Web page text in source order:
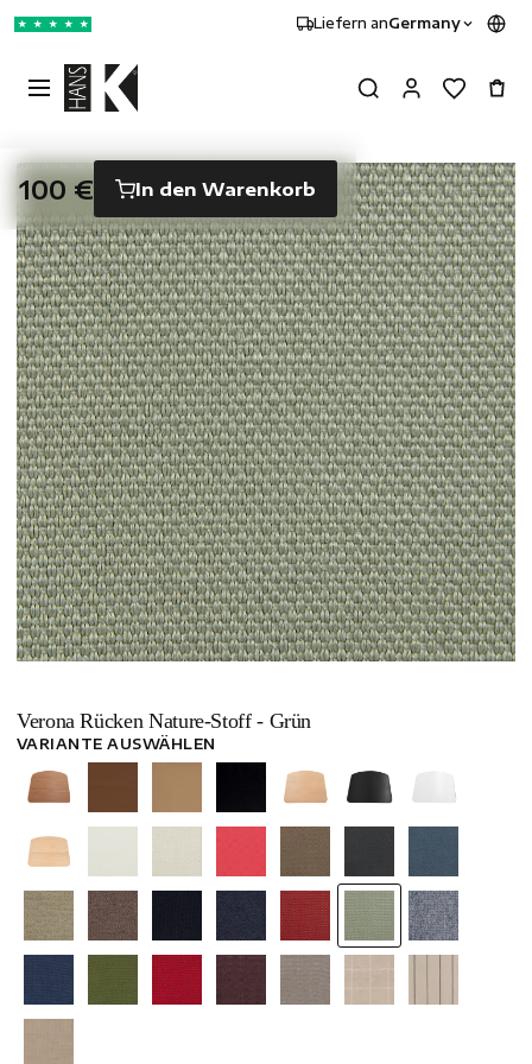
★ ★ ★ ★ ★ Liefern anGermany
Verona Rücken Nature-Stoff - Grün
VARIANTE AUSWÄHLEN
100 € In den Warenkorb